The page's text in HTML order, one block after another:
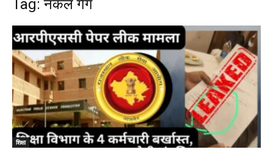
Tag: नकल गैंग
शिक्षा